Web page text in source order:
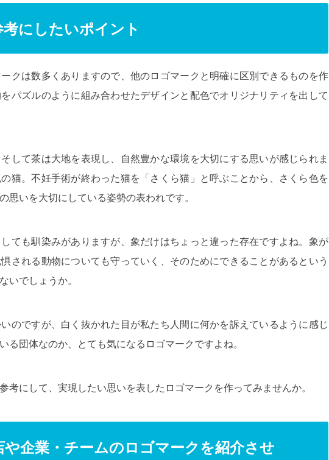
にしたいポイント
クは数多くありますので、他のロゴマークと明確に区別できるものを作
パズルのように組み合わせたデザインと配色でオリジナリティを出して
して茶は大地を表現し、自然豊かな環境を大切にする思いが感じられま
猫。不妊手術が終わった猫を「さくら猫」と呼ぶことから、さくら色を
思いを大切にしている姿勢の表われです。
ても馴染みがありますが、象だけはちょっと違った存在ですよね。象が
される動物についても守っていく、そのためにできることがあるという
いでしょうか。
のですが、白く抜かれた目が私たち人間に何かを訴えているように感じ
る団体なのか、とても気になるロゴマークですよね。
考にして、実現したい思いを表したロゴマークを作ってみませんか。
企業・チームのロゴマークを紹介させ